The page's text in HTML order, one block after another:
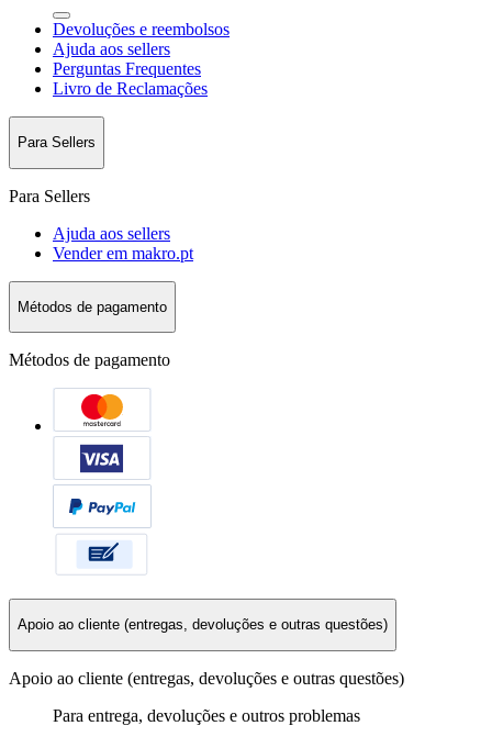
Devoluções e reembolsos
Ajuda aos sellers
Perguntas Frequentes
Livro de Reclamações
Para Sellers
Para Sellers
Ajuda aos sellers
Vender em makro.pt
Métodos de pagamento
Métodos de pagamento
Apoio ao cliente (entregas, devoluções e outras questões)
Apoio ao cliente (entregas, devoluções e outras questões)
Para entrega, devoluções e outros problemas